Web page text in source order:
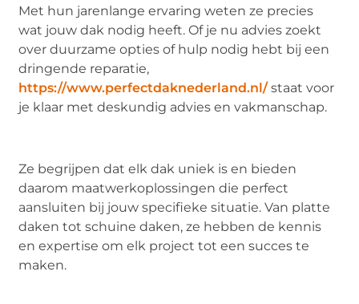
Met hun jarenlange ervaring weten ze precies
wat jouw dak nodig heeft. Of je nu advies zoekt
over duurzame opties of hulp nodig hebt bij een
dringende reparatie,
https://www.perfectdaknederland.nl/staat voor
je klaar met deskundig advies en vakmanschap.
Ze begrijpen dat elk dak uniek is en bieden
daarom maatwerkoplossingen die perfect
aansluiten bij jouw specifieke situatie. Van platte
daken tot schuine daken, ze hebben de kennis
en expertise om elk project tot een succes te
maken.